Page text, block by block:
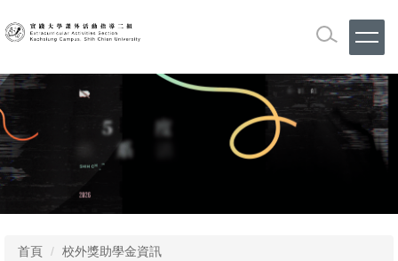
到
內
區
首頁 校外獎助學金資訊